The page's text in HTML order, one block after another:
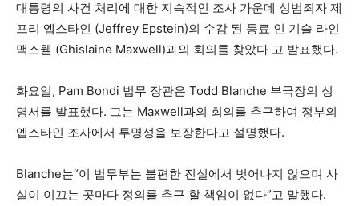
대통령의 사건 처리에 대한 지속적인 조사 가운데 성범죄자 제
프리 엡스타인 (Jeffrey Epstein)의 수감 된 동료 인 기슬 라인
맥스웰 (Ghislaine Maxwell)과의 회의를 찾았다 고 발표했다.
화요일, Pam Bondi 법무 장관은 Todd Blanche 부국장의 성
명서를 발표했다. 그는 Maxwell과의 회의를 추구하여 정부의
엡스타인 조사에서 투명성을 보장한다고 설명했다.
Blanche는“이 법무부는 불편한 진실에서 벗어나지 않으며 사
실이 이끄는 곳마다 정의를 추구 할 책임이 없다”고 말했다.